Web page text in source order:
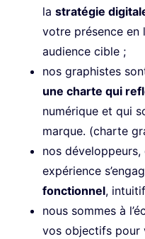
la stratégie
votre présence
audience cible ;
nos graphistes
une charte qui refl
numérique et qui
marque. (charte
nos
expérience
fonctionnel,
nous sommes à
vos objectifs pour